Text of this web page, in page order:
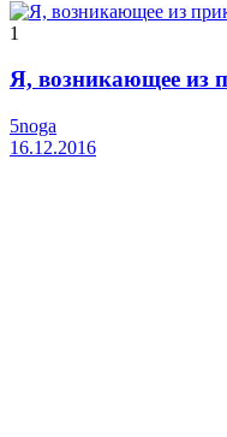
1
Я, возникающее из
5noga
16.12.2016